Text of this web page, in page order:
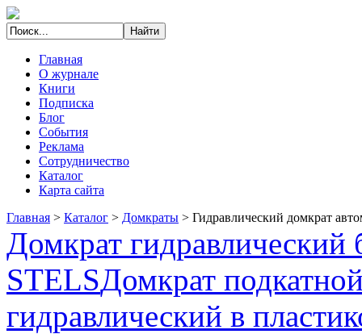
Главная
О журнале
Книги
Подписка
Блог
События
Реклама
Сотрудничество
Каталог
Карта сайта
Главная > Каталог > Домкраты > Гидравлический домкрат
Домкрат
STELSДомкрат
гидравлический в